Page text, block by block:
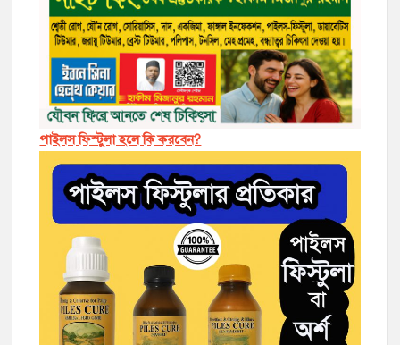
পাইলস ফিস্টুলা হলে কি করবেন?